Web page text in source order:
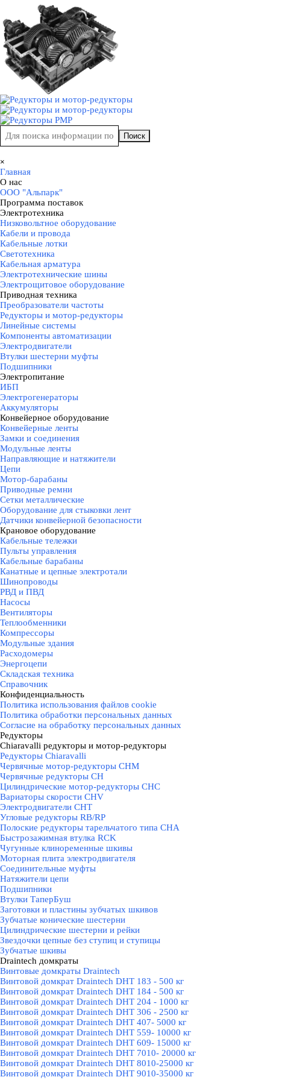
Перейти к контенту
Поиск
×
Главная
О нас
ООО "Альпарк"
Программа поставок
Электротехника
Низковольтное оборудование
Кабели и провода
Кабельные лотки
Светотехника
Кабельная арматура
Электротехнические шины
Электрощитовое оборудование
Приводная техника
Преобразователи частоты
Редукторы и мотор-редукторы
Линейные системы
Компоненты автоматизации
Электродвигатели
Втулки шестерни муфты
Подшипники
Электропитание
ИБП
Электрогенераторы
Аккумуляторы
Конвейерное оборудование
Конвейерные ленты
Замки и соединения
Модульные ленты
Направляющие и натяжители
Цепи
Мотор-барабаны
Приводные ремни
Сетки металлические
Оборудование для стыковки лент
Датчики конвейерной безопасности
Крановое оборудование
Кабельные тележки
Пульты управления
Кабельные барабаны
Канатные и цепные электротали
Шинопроводы
РВД и ПВД
Насосы
Вентиляторы
Теплообменники
Компрессоры
Модульные здания
Расходомеры
Энергоцепи
Складская техника
Справочник
Конфиденциальность
Политика использования файлов cookie
Политика обработки персональных данных
Согласие на обработку персональных данных
Редукторы
Chiaravalli редукторы и мотор-редукторы
Редукторы Chiaravalli
Червячные мотор-редукторы CHM
Червячные редукторы CH
Цилиндрические мотор-редукторы CHC
Вариаторы скорости CHV
Электродвигатели CHT
Угловые редукторы RB/RP
Полоские редукторы тарельчатого типа CHA
Быстрозажимная втулка RCK
Чугунные клиноременные шкивы
Моторная плита электродвигателя
Соединительные муфты
Натяжители цепи
Подшипники
Втулки ТаперБуш
Заготовки и пластины зубчатых шкивов
Зубчатые конические шестерни
Цилиндрические шестерни и рейки
Звездочки цепные без ступиц и ступицы
Зубчатые шкивы
Draintech домкраты
Винтовые домкраты Draintech
Винтовой домкрат Draintech DHT 183 - 500 кг
Винтовой домкрат Draintech DHT 184 - 500 кг
Винтовой домкрат Draintech DHT 204 - 1000 кг
Винтовой домкрат Draintech DHT 306 - 2500 кг
Винтовой домкрат Draintech DHT 407- 5000 кг
Винтовой домкрат Draintech DHT 559- 10000 кг
Винтовой домкрат Draintech DHT 609- 15000 кг
Винтовой домкрат Draintech DHT 7010- 20000 кг
Винтовой домкрат Draintech DHT 8010-25000 кг
Винтовой домкрат Draintech DHT 9010-35000 кг